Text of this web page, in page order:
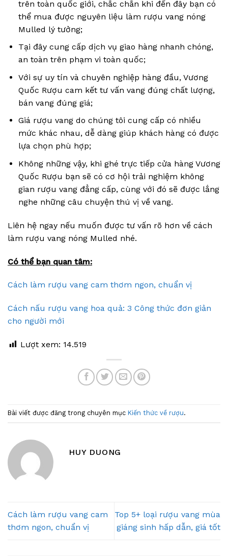
trên toàn quốc giới, chắc chắn khi đến đây bạn có
thể mua được nguyên liệu làm rượu vang nóng
Mulled lý tưởng;
Tại đây cung cấp dịch vụ giao hàng nhanh chóng,
an toàn trên phạm vi toàn quốc;
Với sự uy tín và chuyên nghiệp hàng đầu, Vương
Quốc Rượu cam kết tư vấn vang đúng chất lượng,
bán vang đúng giá;
Giá rượu vang do chúng tôi cung cấp có nhiều
mức khác nhau, dễ dàng giúp khách hàng có được
lựa chọn phù hợp;
Không những vậy, khi ghé trực tiếp cửa hàng Vương
Quốc Rượu bạn sẽ có cơ hội trải nghiệm không
gian rượu vang đẳng cấp, cùng với đó sẽ được lắng
nghe những câu chuyện thú vị về vang.
Liên hệ ngay nếu muốn được tư vấn rõ hơn về cách
làm rượu vang nóng Mulled nhé.
Có thể bạn quan tâm:
Cách làm rượu vang cam thơm ngon, chuẩn vị
Cách nấu rượu vang hoa quả: 3 Công thức đơn giản
cho người mới
Lượt xem: 14.519
Bài viết được đăng trong chuyên mục Kiến thức về rượu.
HUY DUONG
Cách làm rượu vang cam
thơm ngon, chuẩn vị
Top 5+ loại rượu vang mùa
giáng sinh hấp dẫn, giá tốt